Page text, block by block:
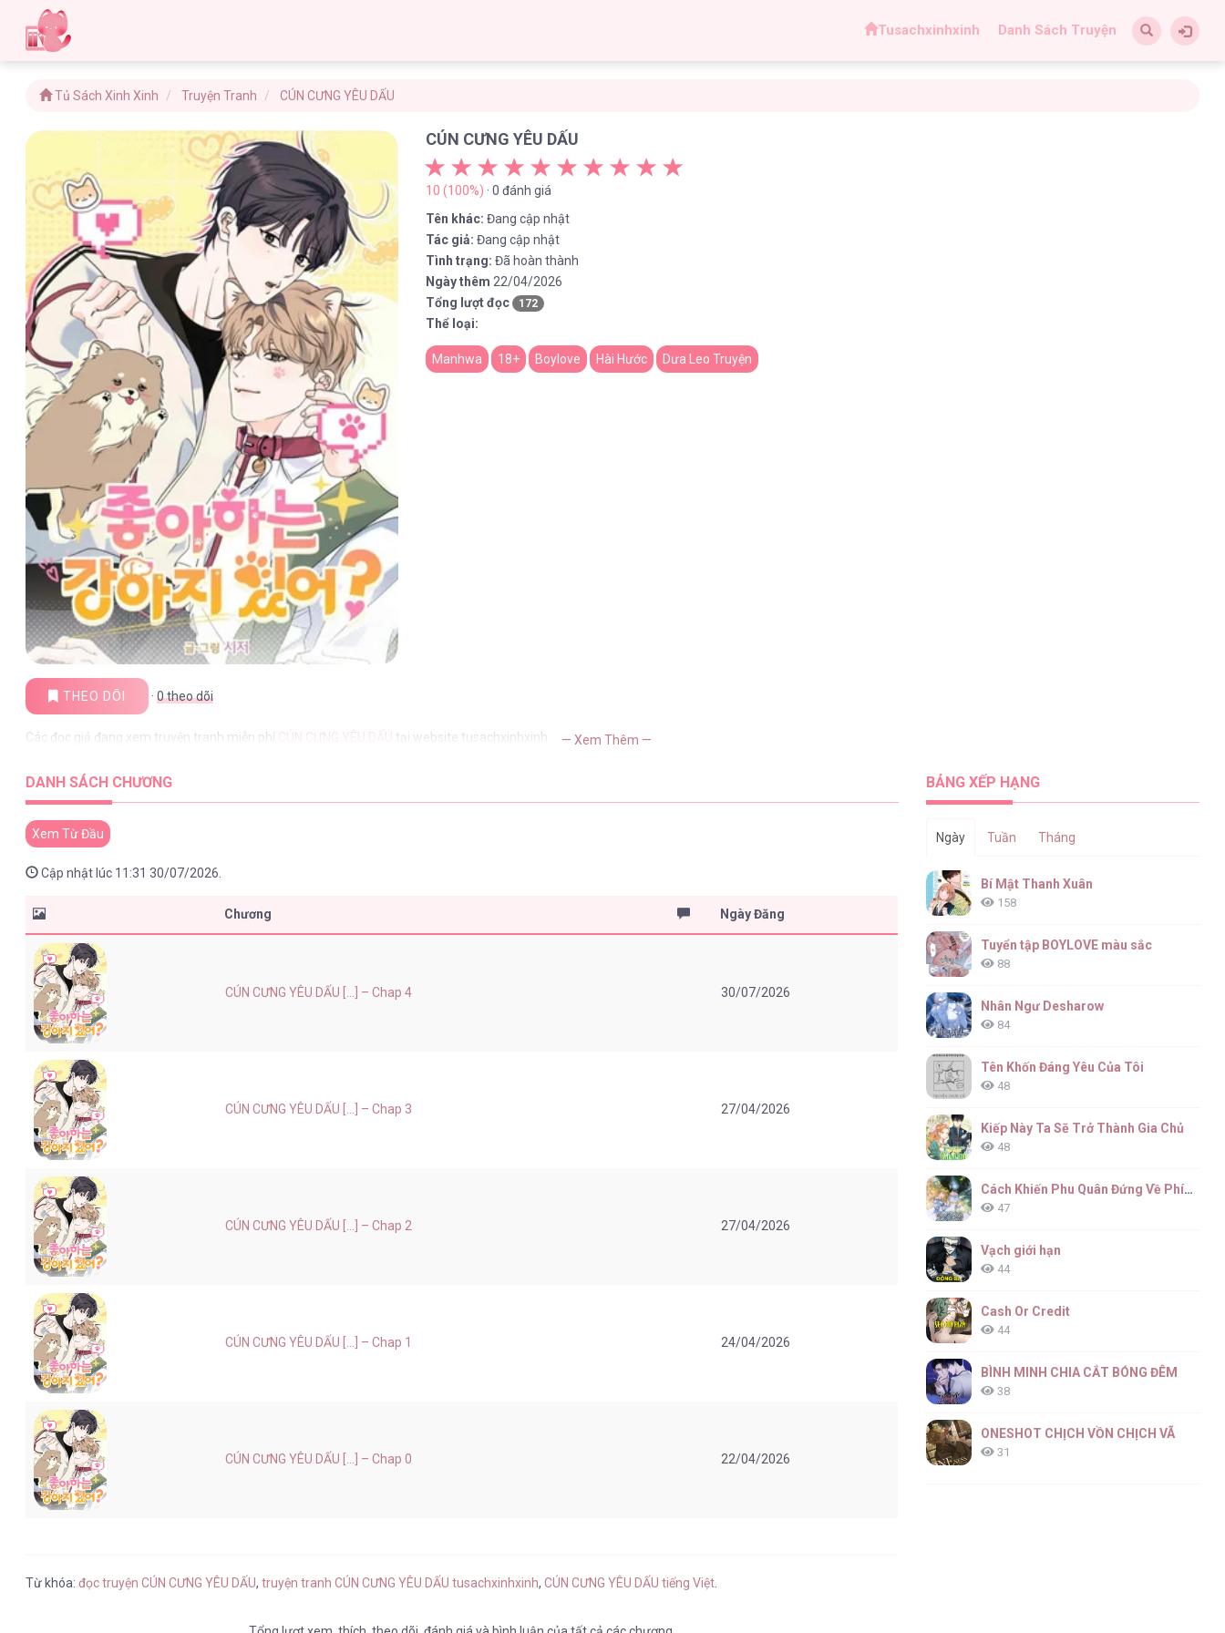
Tusachxinhxinh Danh Sách Truyện
Tủ Sách Xinh Xinh Truyện Tranh CÚN CƯNG YÊU DẤU
CÚN CƯNG YÊU DẤU
10 (100%) · 0 đánh giá
Tên khác: Đang cập nhật
Tác giả: Đang cập nhật
Tình trạng: Đã hoàn thành
Ngày thêm 22/04/2026
Tổng lượt đọc
172
Thể loại:
Manhwa 18+ Boylove Hài Hước Dưa Leo Truyện
THEO DÕI ·0theo dõi
Các đọc giả đang xem truyện tranh miễn phí CÚN CƯNG YÊU DẤU tại website tusachxinhxinh — Xem Thêm —
DANH SÁCH CHƯƠNG
Xem Từ Đầu
Cập nhật lúc 11:31 30/07/2026.
Chương Ngày Đăng
CÚN CƯNG YÊU DẤU [...] – Chap 4 30/07/2026
CÚN CƯNG YÊU DẤU [...] – Chap 3 27/04/2026
CÚN CƯNG YÊU DẤU [...] – Chap 2 27/04/2026
CÚN CƯNG YÊU DẤU [...] – Chap 1 24/04/2026
CÚN CƯNG YÊU DẤU [...] – Chap 0 22/04/2026
Từ khóa:đọc truyện CÚN CƯNG YÊU DẤU,truyện tranh CÚN CƯNG YÊU DẤU tusachxinhxinh,CÚN CƯNG YÊU DẤU tiếng Việt
BẢNG XẾP HẠNG
Ngày Tuần Tháng
Bí Mật Thanh Xuân
158
Tuyển tập BOYLOVE màu sắc
88
Nhân Ngư Desharow
84
Tên Khốn Đáng Yêu Của Tôi
48
Kiếp Này Ta Sẽ Trở Thành Gia Chủ
48
Cách Khiến Phu Quân Đứng Về Phía Tôi
47
Vạch giới hạn
44
Cash Or Credit
44
BÌNH MINH CHIA CẮT BÓNG ĐÊM
38
ONESHOT CHỊCH VỒN CHỊCH VÃ
31